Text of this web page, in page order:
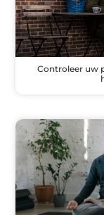
Controleer uw